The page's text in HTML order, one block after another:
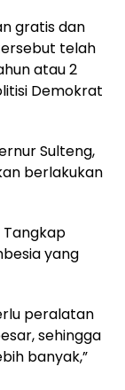
gratis dan
telah
atau 2
Demokrat
Sulteng,
berlakukan
Tangkap
yang
peralatan
sehingga
banyak,”